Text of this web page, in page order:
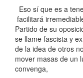
Eso sí que es a
facilitará
Partido de su
se llame fascista y
de la idea de otros
mover masas de un
convenga,